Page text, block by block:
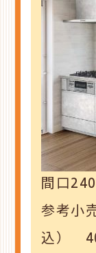
間口
参考小
込）